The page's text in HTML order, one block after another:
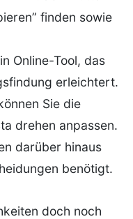
finden sowie
Online-Tool, das
erleichtert.
Sie die
drehen anpassen.
darüber hinaus
benötigt.
doch noch